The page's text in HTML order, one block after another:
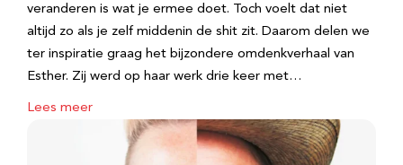
veranderen is wat je ermee doet. Toch voelt dat niet
altijd zo als je zelf middenin de shit zit. Daarom delen we
ter inspiratie graag het bijzondere omdenkverhaal van
Esther. Zij werd op haar werk drie keer met…
Lees meer